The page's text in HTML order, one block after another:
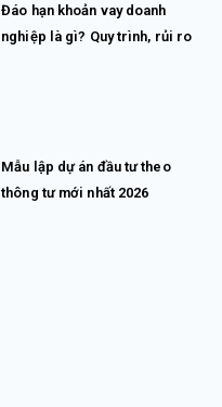
Đáo hạn khoản vay doanh
nghiệp là gì? Quy trình, rủi ro
Mẫu lập dự án đầu tư theo
thông tư mới nhất 2026